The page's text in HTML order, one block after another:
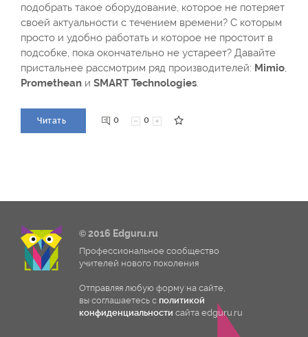
подобрать такое оборудование, которое не потеряет
своей актуальности с течением времени? С которым
просто и удобно работать и которое не простоит в
подсобке, пока окончательно не устареет? Давайте
пристальнее рассмотрим ряд производителей: Mimio,
Promethean и SMART Technologies.
Читать 0 0
© 2016 Edguru.ru
Профессиональное сообщество
учителей нового поколения
Отправляя любую форму на сайте,
вы соглашаетесь с политикой
конфиденциальности сайта edguru.ru